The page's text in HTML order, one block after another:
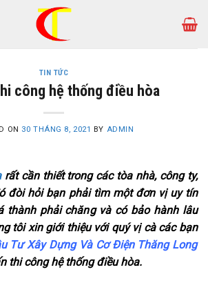
TIN TỨC
công hệ thống điều hòa
ON 30 THÁNG 8, 2021 BY ADMIN
rất cần thiết trong các tòa nhà, công ty,
đòi hỏi bạn phải tìm một đơn vị uy tín
thành phải chăng và có bảo hành lâu
tôi xin giới thiệu với quý vị cà các bạn
Tư Xây Dựng Và Cơ Điện Thăng Long
thi công hệ thống điều hòa.